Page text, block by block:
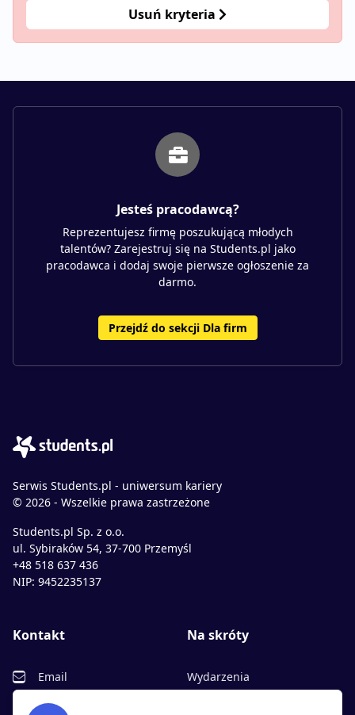
Usuń kryteria
Jesteś pracodawcą?
Reprezentujesz firmę poszukującą młodych
talentów? Zarejestruj się na Students.pl jako
pracodawca i dodaj swoje pierwsze ogłoszenie za
darmo.
Przejdź do sekcji Dla firm
Serwis Students.pl - uniwersum kariery
© 2026 - Wszelkie prawa zastrzeżone
Students.pl Sp. z o.o.
ul. Sybiraków 54, 37-700 Przemyśl
+48 518 637 436
NIP: 9452235137
Kontakt
Email
Facebook
Na skróty
Wydarzenia